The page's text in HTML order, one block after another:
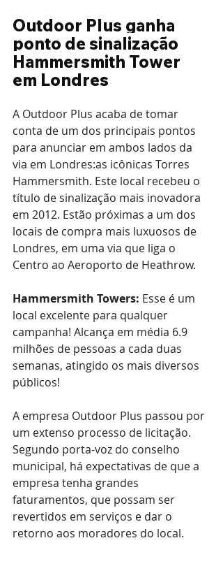
Outdoor Plus ganha
ponto de sinalização
Hammersmith Tower
em Londres
A Outdoor Plus acaba de tomar
conta de um dos principais pontos
para anunciar em ambos lados da
via em Londres:as icônicas Torres
Hammersmith. Este local recebeu o
título de sinalização mais inovadora
em 2012. Estão próximas a um dos
locais de compra mais luxuosos de
Londres, em uma via que liga o
Centro ao Aeroporto de Heathrow.
Hammersmith Towers: Esse é um
local excelente para qualquer
campanha! Alcança em média 6.9
milhões de pessoas a cada duas
semanas, atingido os mais diversos
públicos!
A empresa Outdoor Plus passou por
um extenso processo de licitação.
Segundo porta-voz do conselho
municipal, há expectativas de que a
empresa tenha grandes
faturamentos, que possam ser
revertidos em serviços e dar o
retorno aos moradores do local.